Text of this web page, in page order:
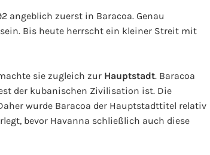
angeblich zuerst in Baracoa. Genau
Bis heute herrscht ein kleiner Streit mit
sie zugleich zur Hauptstadt. Baracoa
der kubanischen Zivilisation ist. Die
wurde Baracoa der Hauptstadttitel relativ
bevor Havanna schließlich auch diese